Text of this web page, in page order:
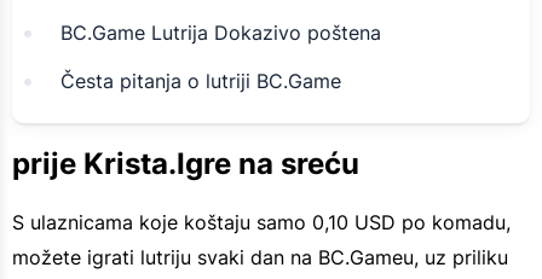
BC.Game Lutrija Dokazivo poštena
Česta pitanja o lutriji BC.Game
prije Krista.Igre na sreću
S ulaznicama koje koštaju samo 0,10 USD po komadu,
možete igrati lutriju svaki dan na BC.Gameu, uz priliku